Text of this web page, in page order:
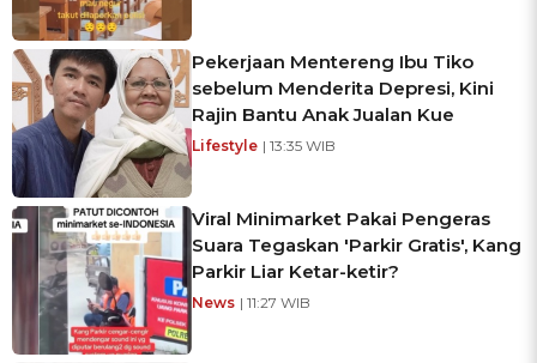
Pekerjaan Mentereng Ibu Tiko
sebelum Menderita Depresi, Kini
Rajin Bantu Anak Jualan Kue
Lifestyle | 13:35 WIB
Viral Minimarket Pakai Pengeras
Suara Tegaskan 'Parkir Gratis', Kang
Parkir Liar Ketar-ketir?
News | 11:27 WIB